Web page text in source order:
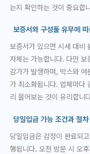
는지 확인하는 것이 중요합
보증서와 구성품 유무에
보증서가 있으면 시세 대비
자체는 가능합니다. 다만
감가가 발생하며, 박스와
가 최소화됩니다. 업체마다
리 물어보는 것이 유리합니
당일입금 가능 조건과 절차
당일입금은 감정이 완료되
행됩니다. 오전 방문 시 오